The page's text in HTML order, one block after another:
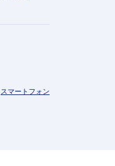
スマートフォン